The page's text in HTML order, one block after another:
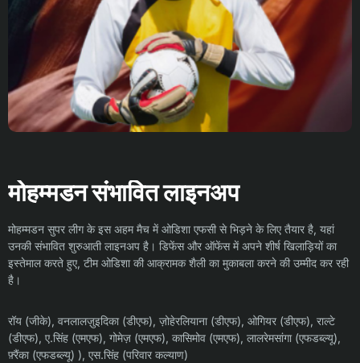
मोहम्मडन संभावित लाइनअप
मोहम्मडन सुपर लीग के इस अहम मैच में ओडिशा एफसी से भिड़ने के लिए तैयार है, यहां
उनकी संभावित शुरुआती लाइनअप है। डिफेंस और ऑफेंस में अपने शीर्ष खिलाड़ियों का
इस्तेमाल करते हुए, टीम ओडिशा की आक्रामक शैली का मुकाबला करने की उम्मीद कर रही
है।
रॉय (जीके), वनलालज़ुइदिका (डीएफ), ज़ोहेरलियाना (डीएफ), ओगियर (डीएफ), राल्टे
(डीएफ), ए.सिंह (एमएफ), गोमेज़ (एमएफ), कासिमोव (एमएफ), लालरेमसांगा (एफडब्ल्यू),
फ़्रैंका (एफडब्ल्यू) ), एस.सिंह (परिवार कल्याण)